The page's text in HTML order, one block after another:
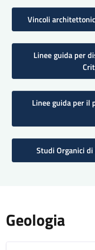
Vincoli
Linee guida per
Linee guida per il
Studi Organici
Geologia